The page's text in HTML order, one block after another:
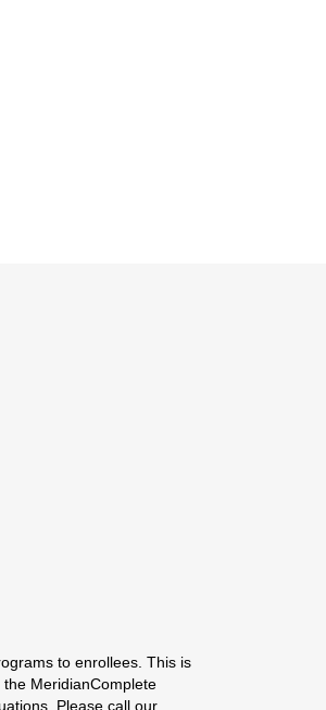
to enrollees. This is
MeridianComplete
Please call our